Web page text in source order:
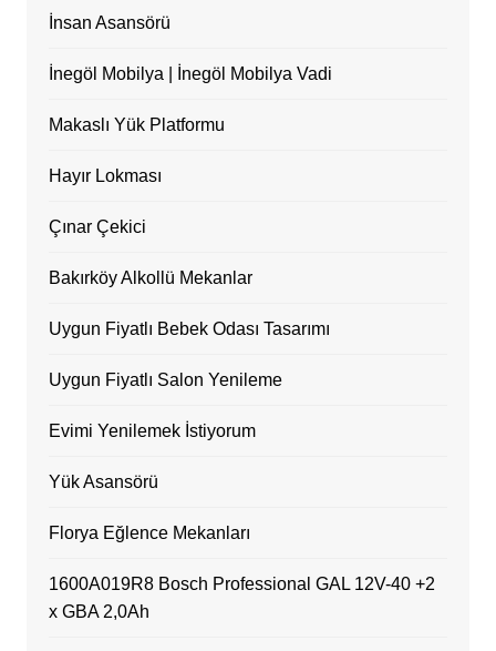
İnsan Asansörü
İnegöl Mobilya | İnegöl Mobilya Vadi
Makaslı Yük Platformu
Hayır Lokması
Çınar Çekici
Bakırköy Alkollü Mekanlar
Uygun Fiyatlı Bebek Odası Tasarımı
Uygun Fiyatlı Salon Yenileme
Evimi Yenilemek İstiyorum
Yük Asansörü
Florya Eğlence Mekanları
1600A019R8 Bosch Professional GAL 12V-40 +2
x GBA 2,0Ah